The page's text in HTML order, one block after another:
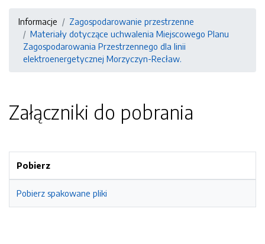
Informacje
Zagospodarowanie przestrzenne
Materiały dotyczące uchwalenia Miejscowego Planu
Zagospodarowania Przestrzennego dla linii
elektroenergetycznej Morzyczyn-Recław.
Załączniki do pobrania
Pobierz
Pobierz spakowane pliki